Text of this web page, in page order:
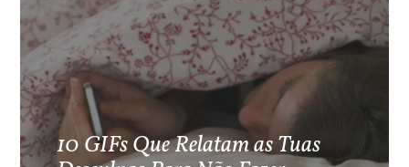
10 GIFs Que Relatam as Tuas